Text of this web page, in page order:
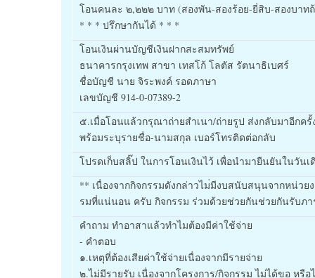
โอนคนละ ๒,๒๒๒ บาท (สองพัน-สองร้อย-ยี่สิบ-สองบาท
* * * ปรึกษากันได้ * * *
โอนเงินผ่านบัญชีเงินฝากสะสมทรัพย์
ธนาคารกรุงเทพ สาขา เทสโก้ โลตัส รัตนาธิเบศร์
ชื่อบัญชี นาย จิระพงค์ รอดภาษา
เลขบัญชี 914-0-07389-2
๕.เมื่อโอนแล้วกรุณาถ่ายสำเนา/ถ่ายรูป ส่งกลับมาอีกครั้ง
พร้อมระบุรายชื่อ-นามสกุล เบอร์โทรติดต่อกลับ
โปรดเก็บสลิ๊ป ในการโอนเงินไว้ เพื่อนำมายืนยันในวันเ
** เนื่องจากกิจกรรมดังกล่าวไมมีงบสนับสนุนจากหน่วย
รมที่แน่นอน ครับ กิจกรรม ร่วมด้วยช่วยกันช่วยกันรับภ
คำถาม ทำอาสาแล้วทำไมต้องมีค่าใช้จ่าย
- คำตอบ
๑.เหตุที่ต้องเสียค่าใช้จ่ายเนื่องจากมีรายจ่าย
๒.ไม่มีรายรับ เนื่องจากโครงการ/กิจกรรม ไม่ได้ขอ หรื